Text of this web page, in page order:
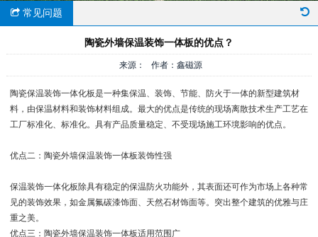
常见问题
陶瓷外墙保温装饰一体板的优点？
来源： 作者：鑫磁源
陶瓷保温装饰一体化板是一种集保温、装饰、节能、防火于一体的新型建筑材
料，由保温材料和装饰材料组成。最大的优点是传统的现场离散技术生产工艺在
工厂标准化、标准化。具有产品质量稳定、不受现场施工环境影响的优点。
优点二：陶瓷外墙保温装饰一体板装饰性强
保温装饰一体化板除具有稳定的保温防火功能外，其表面还可作为市场上各种常
见的装饰效果，如金属氟碳漆饰面、天然石材饰面等。突出整个建筑的优雅与庄
重之美。
优点三：陶瓷外墙保温装饰一体板适用范围广